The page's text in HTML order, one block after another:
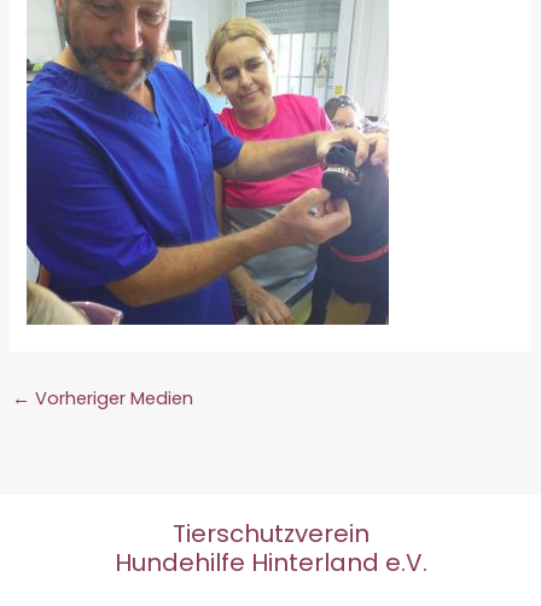
← Vorheriger Medien
Tierschutzverein
Hundehilfe Hinterland e.V.